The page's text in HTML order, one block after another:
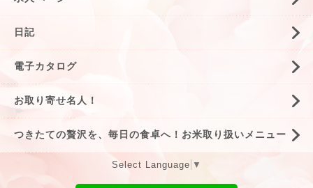
日記
電子カタログ
お取り寄せ名人！
つきたての贅沢を、毎日の食卓へ！お米取り扱いメニュー
Select Language ▼